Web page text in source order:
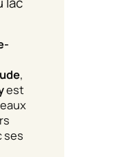
,
est
ses